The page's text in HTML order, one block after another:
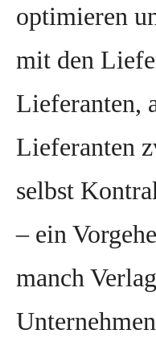
optimieren
mit den
Lieferanten,
Lieferanten
selbst
– ein
manch